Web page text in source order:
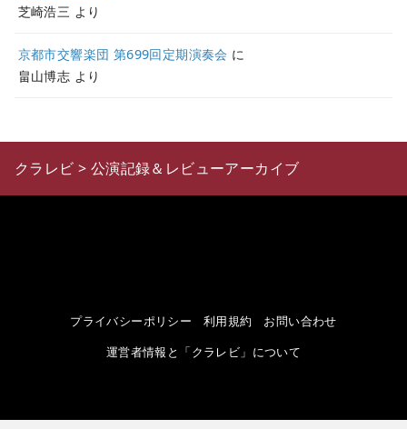
芝崎浩三 より
京都市交響楽団 第699回定期演奏会 に
畠山博志 より
クラレビ > 公演記録＆レビューアーカイブ
プライバシーポリシー 利用規約
お問い合わせ
運営者情報と「クラレビ」について